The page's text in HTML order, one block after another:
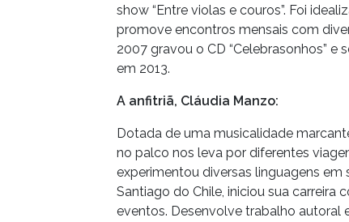
show “Entre violas e couros”. Foi
promove encontros mensais com
2007 gravou o CD “Celebrasonhos” e
em 2013.
A anfitriã, Cláudia Manzo:
Dotada de uma musicalidade
no palco nos leva por diferentes
experimentou diversas linguagens em
Santiago do Chile, iniciou sua
eventos. Desenvolve trabalho autoral